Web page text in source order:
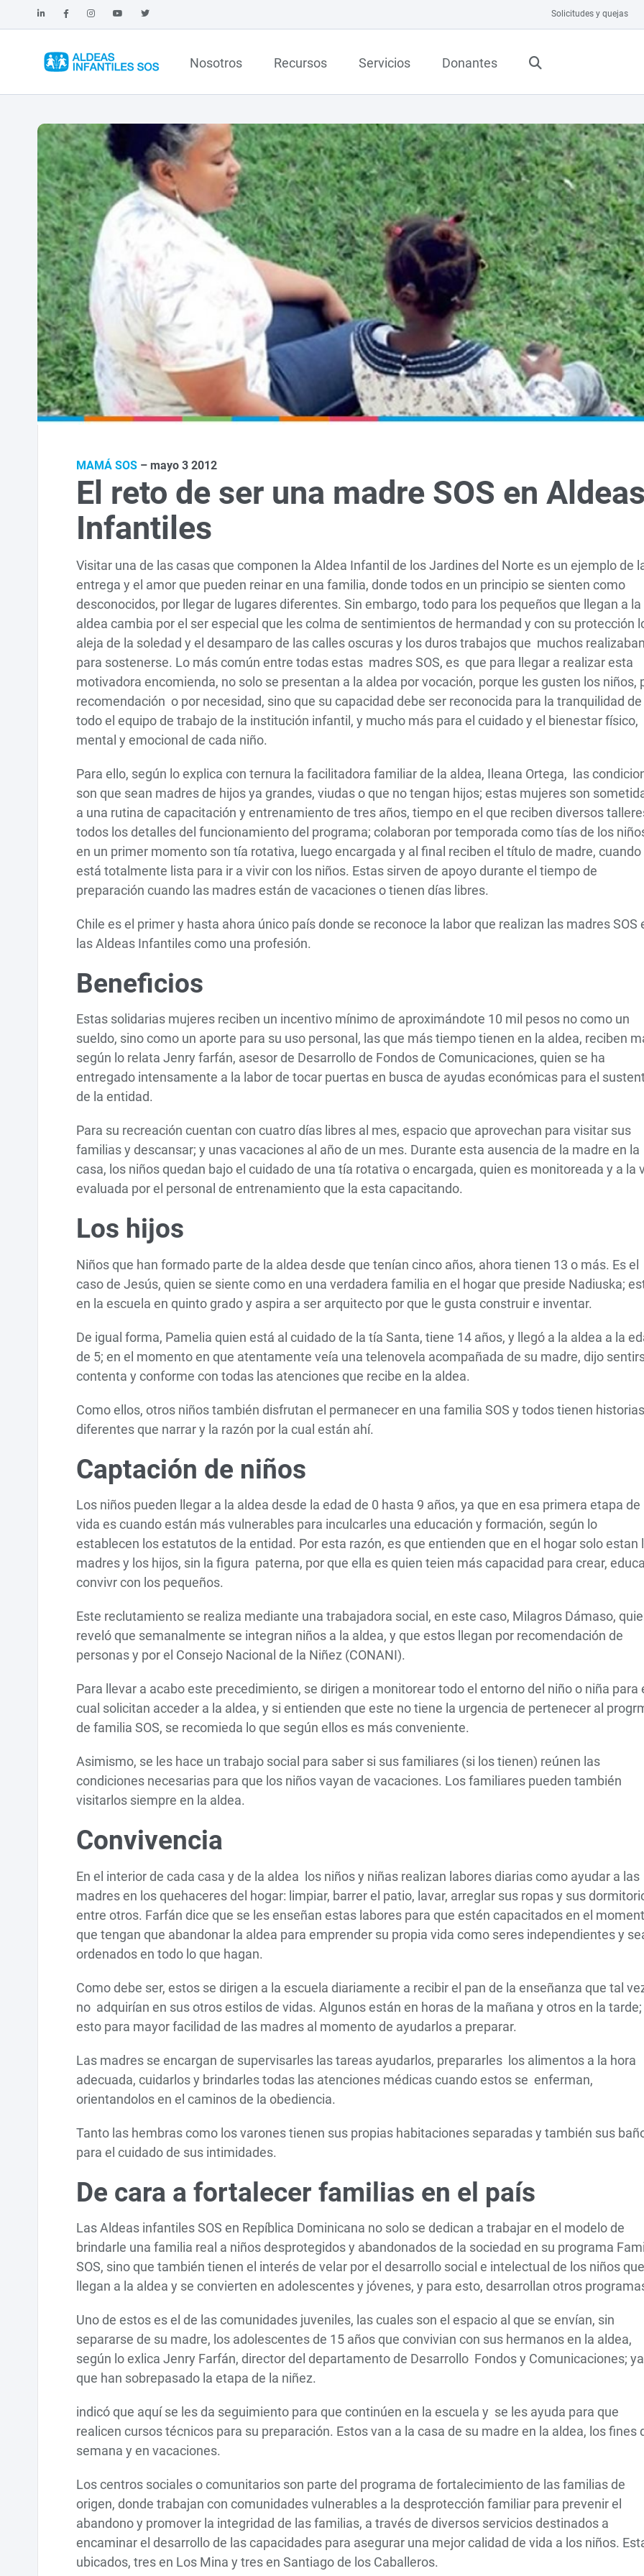
Solicitudes y quejas
Nosotros Recursos Servicios Donantes
MAMÁ SOS – mayo 3 2012
El reto de ser una madre SOS en Aldeas
Infantiles
Visitar una de las casas que componen la Aldea Infantil de los Jardines del Norte es un ejemplo de
entrega y el amor que pueden reinar en una familia, donde todos en un principio se sienten como
desconocidos, por llegar de lugares diferentes. Sin embargo, todo para los pequeños que llegan a la
aldea cambia por el ser especial que les colma de sentimientos de hermandad y con su protección
aleja de la soledad y el desamparo de las calles oscuras y los duros trabajos que muchos realizaban
para sostenerse. Lo más común entre todas estas madres SOS, es que para llegar a realizar esta
motivadora encomienda, no solo se presentan a la aldea por vocación, porque les gusten los niños,
recomendación o por necesidad, sino que su capacidad debe ser reconocida para la tranquilidad de
todo el equipo de trabajo de la institución infantil, y mucho más para el cuidado y el bienestar físico,
mental y emocional de cada niño.
Para ello, según lo explica con ternura la facilitadora familiar de la aldea, Ileana Ortega, las
son que sean madres de hijos ya grandes, viudas o que no tengan hijos; estas mujeres son
a una rutina de capacitación y entrenamiento de tres años, tiempo en el que reciben diversos
todos los detalles del funcionamiento del programa; colaboran por temporada como tías de los
en un primer momento son tía rotativa, luego encargada y al final reciben el título de madre, cuando
está totalmente lista para ir a vivir con los niños. Estas sirven de apoyo durante el tiempo de
preparación cuando las madres están de vacaciones o tienen días libres.
Chile es el primer y hasta ahora único país donde se reconoce la labor que realizan las madres SOS
las Aldeas Infantiles como una profesión.
Beneficios
Estas solidarias mujeres reciben un incentivo mínimo de aproximándote 10 mil pesos no como un
sueldo, sino como un aporte para su uso personal, las que más tiempo tienen en la aldea, reciben
según lo relata Jenry farfán, asesor de Desarrollo de Fondos de Comunicaciones, quien se ha
entregado intensamente a la labor de tocar puertas en busca de ayudas económicas para el
de la entidad.
Para su recreación cuentan con cuatro días libres al mes, espacio que aprovechan para visitar sus
familias y descansar; y unas vacaciones al año de un mes. Durante esta ausencia de la madre en la
casa, los niños quedan bajo el cuidado de una tía rotativa o encargada, quien es monitoreada y a la
evaluada por el personal de entrenamiento que la esta capacitando.
Los hijos
Niños que han formado parte de la aldea desde que tenían cinco años, ahora tienen 13 o más. Es el
caso de Jesús, quien se siente como en una verdadera familia en el hogar que preside Nadiuska;
en la escuela en quinto grado y aspira a ser arquitecto por que le gusta construir e inventar.
De igual forma, Pamelia quien está al cuidado de la tía Santa, tiene 14 años, y llegó a la aldea a la
de 5; en el momento en que atentamente veía una telenovela acompañada de su madre, dijo
contenta y conforme con todas las atenciones que recibe en la aldea.
Como ellos, otros niños también disfrutan el permanecer en una familia SOS y todos tienen historias
diferentes que narrar y la razón por la cual están ahí.
Captación de niños
Los niños pueden llegar a la aldea desde la edad de 0 hasta 9 años, ya que en esa primera etapa de
vida es cuando están más vulnerables para inculcarles una educación y formación, según lo
establecen los estatutos de la entidad. Por esta razón, es que entienden que en el hogar solo estan
madres y los hijos, sin la figura paterna, por que ella es quien teien más capacidad para crear,
convivr con los pequeños.
Este reclutamiento se realiza mediante una trabajadora social, en este caso, Milagros Dámaso,
reveló que semanalmente se integran niños a la aldea, y que estos llegan por recomendación de
personas y por el Consejo Nacional de la Niñez (CONANI).
Para llevar a acabo este precedimiento, se dirigen a monitorear todo el entorno del niño o niña para
cual solicitan acceder a la aldea, y si entienden que este no tiene la urgencia de pertenecer al
de familia SOS, se recomieda lo que según ellos es más conveniente.
Asimismo, se les hace un trabajo social para saber si sus familiares (si los tienen) reúnen las
condiciones necesarias para que los niños vayan de vacaciones. Los familiares pueden también
visitarlos siempre en la aldea.
Convivencia
En el interior de cada casa y de la aldea los niños y niñas realizan labores diarias como ayudar a las
madres en los quehaceres del hogar: limpiar, barrer el patio, lavar, arreglar sus ropas y sus
entre otros. Farfán dice que se les enseñan estas labores para que estén capacitados en el
que tengan que abandonar la aldea para emprender su propia vida como seres independientes y
ordenados en todo lo que hagan.
Como debe ser, estos se dirigen a la escuela diariamente a recibir el pan de la enseñanza que tal
no adquirían en sus otros estilos de vidas. Algunos están en horas de la mañana y otros en la tarde;
esto para mayor facilidad de las madres al momento de ayudarlos a preparar.
Las madres se encargan de supervisarles las tareas ayudarlos, prepararles los alimentos a la hora
adecuada, cuidarlos y brindarles todas las atenciones médicas cuando estos se enferman,
orientandolos en el caminos de la obediencia.
Tanto las hembras como los varones tienen sus propias habitaciones separadas y también sus
para el cuidado de sus intimidades.
De cara a fortalecer familias en el país
Las Aldeas infantiles SOS en Repíblica Dominicana no solo se dedican a trabajar en el modelo de
brindarle una familia real a niños desprotegidos y abandonados de la sociedad en su programa
SOS, sino que también tienen el interés de velar por el desarrollo social e intelectual de los niños que
llegan a la aldea y se convierten en adolescentes y jóvenes, y para esto, desarrollan otros
Uno de estos es el de las comunidades juveniles, las cuales son el espacio al que se envían, sin
separarse de su madre, los adolescentes de 15 años que convivian con sus hermanos en la aldea,
según lo exlica Jenry Farfán, director del departamento de Desarrollo Fondos y Comunicaciones; ya
que han sobrepasado la etapa de la niñez.
indicó que aquí se les da seguimiento para que continúen en la escuela y se les ayuda para que
realicen cursos técnicos para su preparación. Estos van a la casa de su madre en la aldea, los fines
semana y en vacaciones.
Los centros sociales o comunitarios son parte del programa de fortalecimiento de las familias de
origen, donde trabajan con comunidades vulnerables a la desprotección familiar para prevenir el
abandono y promover la integridad de las familias, a través de diversos servicios destinados a
encaminar el desarrollo de las capacidades para asegurar una mejor calidad de vida a los niños.
ubicados, tres en Los Mina y tres en Santiago de los Caballeros.